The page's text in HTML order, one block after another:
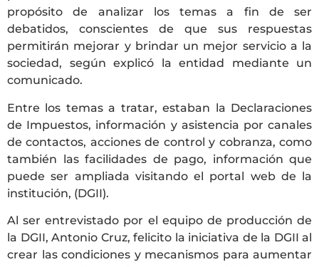
propósito de analizar los temas a fin de ser
debatidos, conscientes de que sus respuestas
permitirán mejorar y brindar un mejor servicio a la
sociedad, según explicó la entidad mediante un
comunicado.
Entre los temas a tratar, estaban la Declaraciones
de Impuestos, información y asistencia por canales
de contactos, acciones de control y cobranza, como
también las facilidades de pago, información que
puede ser ampliada visitando el portal web de la
institución, (DGII).
Al ser entrevistado por el equipo de producción de
la DGII, Antonio Cruz, felicito la iniciativa de la DGII al
crear las condiciones y mecanismos para aumentar